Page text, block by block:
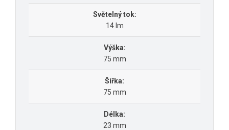
Světelný tok:
14 lm
Výška:
75 mm
Šířka:
75 mm
Délka:
23 mm